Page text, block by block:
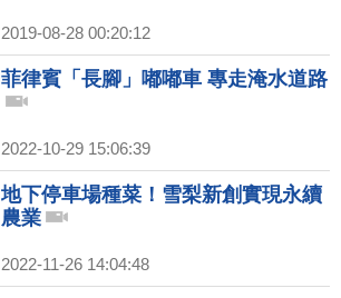
2019-08-28 00:20:12
菲律賓「長腳」嘟嘟車 專走淹水道路
2022-10-29 15:06:39
地下停車場種菜！雪梨新創實現永續
農業
2022-11-26 14:04:48